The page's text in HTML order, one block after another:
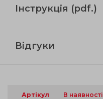
Інструкція (pdf.)
Відгуки
Артікул В наявності